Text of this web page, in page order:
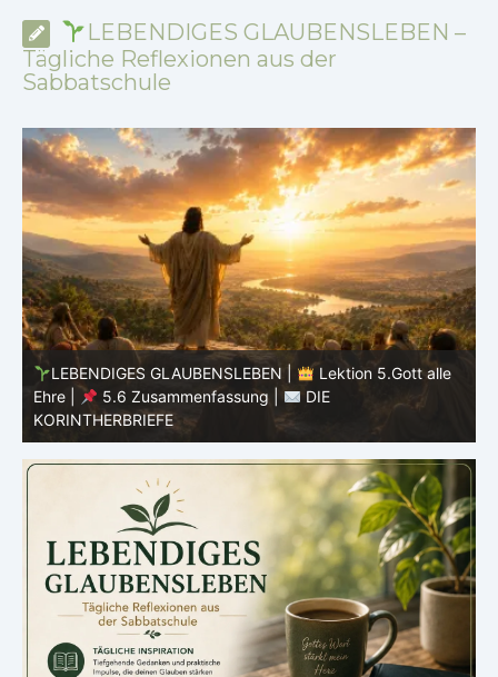
LEBENDIGES GLAUBENSLEBEN –
Tägliche Reflexionen aus der
Sabbatschule
LEBENDIGES GLAUBENSLEBEN |
Lektion 5.Gott alle
Ehre |
5.5 Götzendienst überwinden |
KORINTHERBRIEFE